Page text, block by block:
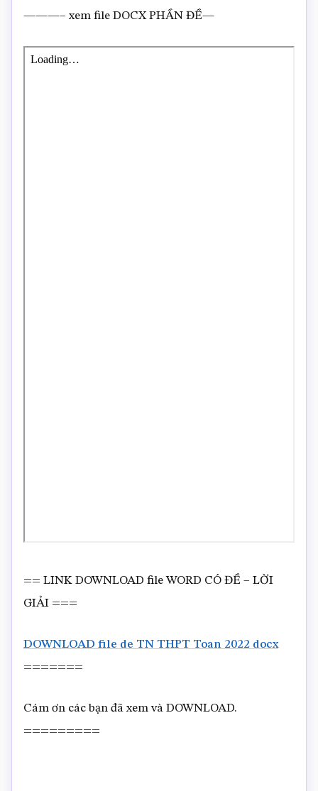
———– xem file DOCX PHẦN ĐỀ—
== LINK DOWNLOAD file WORD CÓ ĐỀ – LỜI
GIẢI ===
DOWNLOAD file de TN THPT Toan 2022 docx
=======
Cám ơn các bạn đã xem và DOWNLOAD.
=========